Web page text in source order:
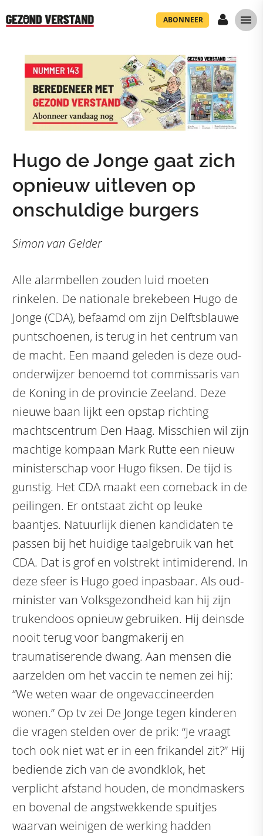
ABONNEER
Hugo de Jonge gaat zich
opnieuw uitleven op
onschuldige burgers
Simon van Gelder
Alle alarmbellen zouden luid moeten
rinkelen. De nationale brekebeen Hugo de
Jonge (CDA), befaamd om zijn Delftsblauwe
puntschoenen, is terug in het centrum van
de macht. Een maand geleden is deze oud-
onderwijzer benoemd tot commissaris van
de Koning in de provincie Zeeland. Deze
nieuwe baan lijkt een opstap richting
machtscentrum Den Haag. Misschien wil zijn
machtige kompaan Mark Rutte een nieuw
ministerschap voor Hugo fiksen. De tijd is
gunstig. Het CDA maakt een comeback in de
peilingen. Er ontstaat zicht op leuke
baantjes. Natuurlijk dienen kandidaten te
passen bij het huidige taalgebruik van het
CDA. Dat is grof en volstrekt intimiderend. In
deze sfeer is Hugo goed inpasbaar. Als oud-
minister van Volksgezondheid kan hij zijn
trukendoos opnieuw gebruiken. Hij deinsde
nooit terug voor bangmakerij en
traumatiserende dwang. Aan mensen die
aarzelden om het vaccin te nemen zei hij:
“We weten waar de ongevaccineerden
wonen.” Op tv zei De Jonge tegen kinderen
die vragen stelden over de prik: “Je vraagt
toch ook niet wat er in een frikandel zit?” Hij
bediende zich van de avondklok, het
verplicht afstand houden, de mondmaskers
en bovenal de angstwekkende spuitjes
waarvan weinigen de werking hadden